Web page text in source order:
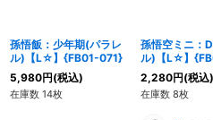
孫悟飯：少年期(パラレ
ル)【L☆】{FB01-071}
5,980円(税込)
在庫数 14枚
孫悟空ミニ：
ル)【L☆】
2,280円(税込)
在庫数 8枚